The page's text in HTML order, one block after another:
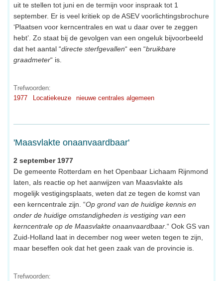
uit te stellen tot juni en de termijn voor inspraak tot 1
september. Er is veel kritiek op de ASEV voorlichtingsbrochure
‘Plaatsen voor kerncentrales en wat u daar over te zeggen
hebt’. Zo staat bij de gevolgen van een ongeluk bijvoorbeeld
dat het aantal “directe sterfgevallen“ een “bruikbare
graadmeter“ is.
Trefwoorden:
1977
Locatiekeuze nieuwe centrales algemeen
'Maasvlakte onaanvaardbaar'
2 september 1977
De gemeente Rotterdam en het Openbaar Lichaam Rijnmond
laten, als reactie op het aanwijzen van Maasvlakte als
mogelijk vestigingsplaats, weten dat ze tegen de komst van
een kerncentrale zijn. “Op grond van de huidige kennis en
onder de huidige omstandigheden is vestiging van een
kerncentrale op de Maasvlakte onaanvaardbaar .“ Ook GS van
Zuid-Holland laat in december nog weer weten tegen te zijn,
maar beseffen ook dat het geen zaak van de provincie is.
Trefwoorden: